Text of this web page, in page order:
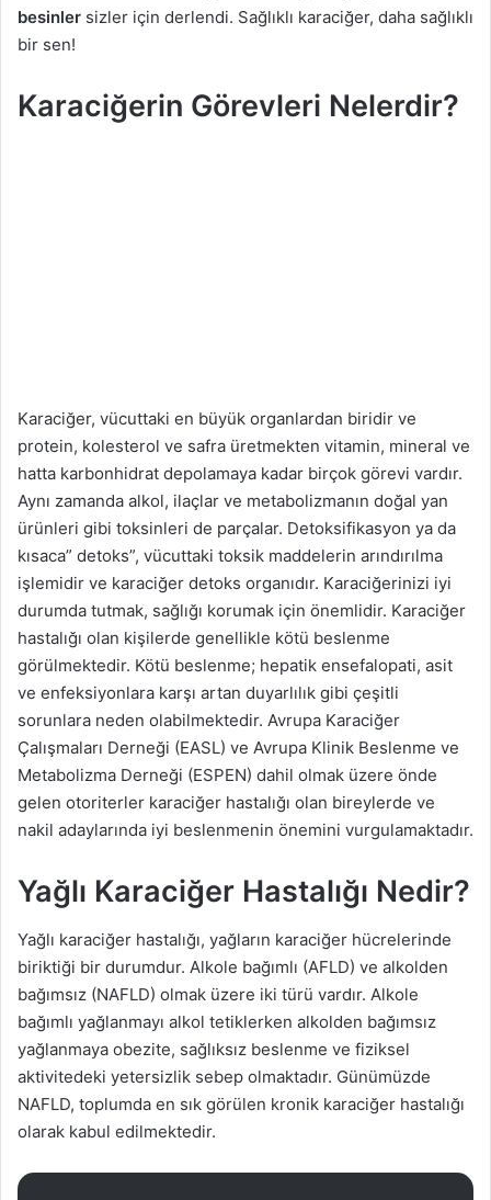
besinler sizler için derlendi. Sağlıklı karaciğer, daha sağlıklı
bir sen!
Karaciğerin Görevleri Nelerdir?
Karaciğer, vücuttaki en büyük organlardan biridir ve
protein, kolesterol ve safra üretmekten vitamin, mineral ve
hatta karbonhidrat depolamaya kadar birçok görevi vardır.
Aynı zamanda alkol, ilaçlar ve metabolizmanın doğal yan
ürünleri gibi toksinleri de parçalar. Detoksifikasyon ya da
kısaca” detoks”, vücuttaki toksik maddelerin arındırılma
işlemidir ve karaciğer detoks organıdır. Karaciğerinizi iyi
durumda tutmak, sağlığı korumak için önemlidir. Karaciğer
hastalığı olan kişilerde genellikle kötü beslenme
görülmektedir. Kötü beslenme; hepatik ensefalopati, asit
ve enfeksiyonlara karşı artan duyarlılık gibi çeşitli
sorunlara neden olabilmektedir. Avrupa Karaciğer
Çalışmaları Derneği (EASL) ve Avrupa Klinik Beslenme ve
Metabolizma Derneği (ESPEN) dahil olmak üzere önde
gelen otoriterler karaciğer hastalığı olan bireylerde ve
nakil adaylarında iyi beslenmenin önemini vurgulamaktadır.
Yağlı Karaciğer Hastalığı Nedir?
Yağlı karaciğer hastalığı, yağların karaciğer hücrelerinde
biriktiği bir durumdur. Alkole bağımlı (AFLD) ve alkolden
bağımsız (NAFLD) olmak üzere iki türü vardır. Alkole
bağımlı yağlanmayı alkol tetiklerken alkolden bağımsız
yağlanmaya obezite, sağlıksız beslenme ve fiziksel
aktivitedeki yetersizlik sebep olmaktadır. Günümüzde
NAFLD, toplumda en sık görülen kronik karaciğer hastalığı
olarak kabul edilmektedir.